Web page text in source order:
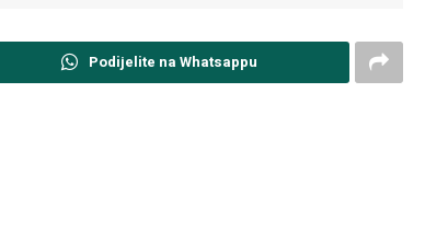
Podijelite na Whatsappu